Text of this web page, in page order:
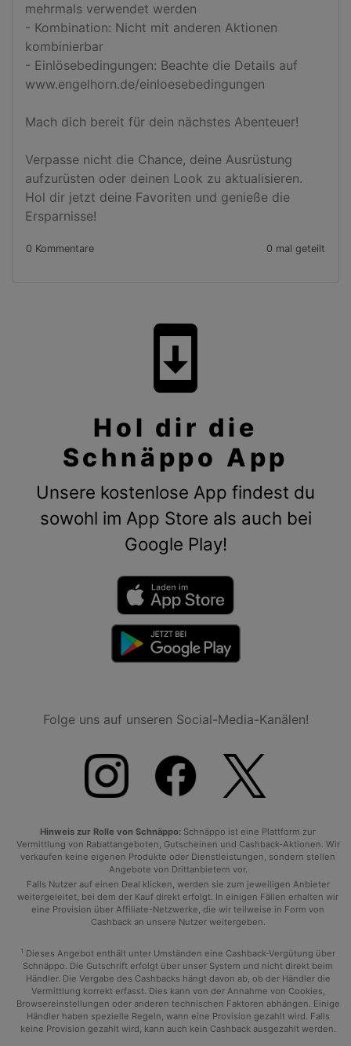
mehrmals verwendet werden
- Kombination: Nicht mit anderen Aktionen
kombinierbar
- Einlösebedingungen: Beachte die Details auf
www.engelhorn.de/einloesebedingungen
Mach dich bereit für dein nächstes Abenteuer!
Verpasse nicht die Chance, deine Ausrüstung
aufzurüsten oder deinen Look zu aktualisieren.
Hol dir jetzt deine Favoriten und genieße die
Ersparnisse!
0 Kommentare 0 mal geteilt
system_update
Hol dir die
Schnäppo App
Unsere kostenlose App findest du
sowohl im App Store als auch bei
Google Play!
Folge uns auf unseren Social-Media-Kanälen!
Hinweis zur Rolle von Schnäppo: Schnäppo ist eine Plattform zur
Vermittlung von Rabattangeboten, Gutscheinen und Cashback-Aktionen. Wir
verkaufen keine eigenen Produkte oder Dienstleistungen, sondern stellen
Angebote von Drittanbietern vor.
Falls Nutzer auf einen Deal klicken, werden sie zum jeweiligen Anbieter
weitergeleitet, bei dem der Kauf direkt erfolgt. In einigen Fällen erhalten wir
eine Provision über Affiliate-Netzwerke, die wir teilweise in Form von
Cashback an unsere Nutzer weitergeben.
1 Dieses Angebot enthält unter Umständen eine Cashback-Vergütung über
Schnäppo. Die Gutschrift erfolgt über unser System und nicht direkt beim
Händler. Die Vergabe des Cashbacks hängt davon ab, ob der Händler die
Vermittlung korrekt erfasst. Dies kann von der Annahme von Cookies,
Browsereinstellungen oder anderen technischen Faktoren abhängen. Einige
Händler haben spezielle Regeln, wann eine Provision gezahlt wird. Falls
keine Provision gezahlt wird, kann auch kein Cashback ausgezahlt werden.